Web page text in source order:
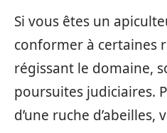
Si vous êtes un
conformer à certaines
régissant le domaine,
poursuites judiciaires.
d’une ruche d’abeilles,